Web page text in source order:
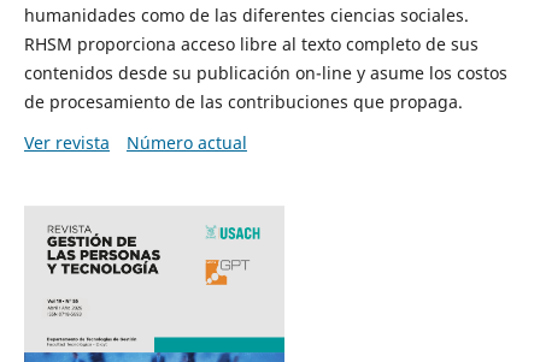
humanidades como de las diferentes ciencias sociales.
RHSM proporciona acceso libre al texto completo de sus
contenidos desde su publicación on-line y asume los costos
de procesamiento de las contribuciones que propaga.
Ver revista
Número actual